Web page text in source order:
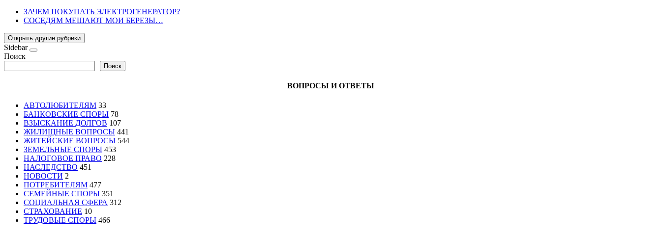
ЗАЧЕМ ПОКУПАТЬ ЭЛЕКТРОГЕНЕРАТОР?
СОСЕДЯМ МЕШАЮТ МОИ БЕРЕЗЫ…
Открыть другие рубрики
Sidebar
Поиск
Поиск
ВОПРОСЫ И ОТВЕТЫ
АВТОЛЮБИТЕЛЯМ 33
БАНКОВСКИЕ СПОРЫ 78
ВЗЫСКАНИЕ ДОЛГОВ 107
ЖИЛИЩНЫЕ ВОПРОСЫ 441
ЖИТЕЙСКИЕ ВОПРОСЫ 544
ЗЕМЕЛЬНЫЕ СПОРЫ 453
НАЛОГОВОЕ ПРАВО 228
НАСЛЕДСТВО 451
НОВОСТИ 2
ПОТРЕБИТЕЛЯМ 477
СЕМЕЙНЫЕ СПОРЫ 351
СОЦИАЛЬНАЯ СФЕРА 312
СТРАХОВАНИЕ 10
ТРУДОВЫЕ СПОРЫ 466